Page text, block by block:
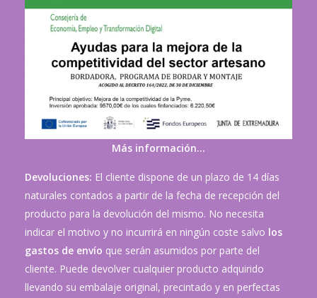
Más información…
Devoluciones: El cliente dispone de un plazo de 14 días
naturales contados a partir de la fecha de recepción del
producto para la devolución del mismo. No necesita
indicar el motivo y no incurrirá en ningún coste salvo los
gastos de envío que serán asumidos por parte del
cliente. Puede devolver cualquier producto adquirido
llevando su embalaje original, precintado y en perfectas